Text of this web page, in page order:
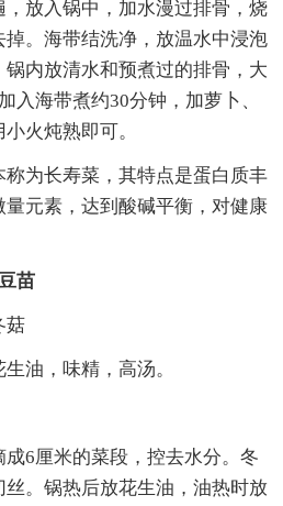
放入锅中，加水漫过排骨，烧
。海带结洗净，放温水中浸泡
内放清水和预煮过的排骨，大
入海带煮约30分钟，加萝卜、
火炖熟即可。
为长寿菜，其特点是蛋白质丰
元素，达到酸碱平衡，对健康
苗
菇
油，味精，高汤。
6厘米的菜段，控去水分。冬
。锅热后放花生油，油热时放